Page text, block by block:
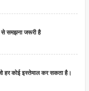
समझना जरूरी है
हर कोई इस्तेमाल कर सकता है।